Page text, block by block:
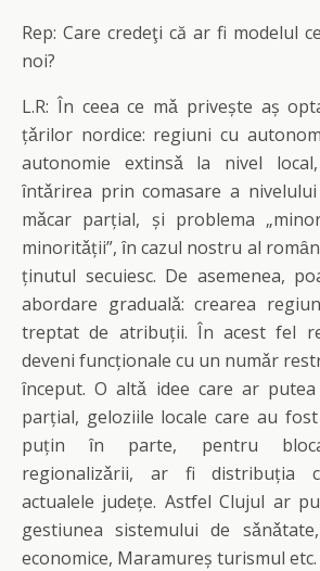
Rep: Care credeţi că ar fi modelul
noi?
L.R: În ceea ce mǎ privește aș
țǎrilor nordice: regiuni cu
autonomie extinsǎ la nivel
ȋntǎrirea prin comasare a
mǎcar parțial, și problema
minoritǎții”, ȋn cazul nostru al
ținutul secuiesc. De asemenea,
abordare gradualǎ: crearea
treptat de atribuții. În acest fel
deveni funcționale cu un numǎr
ȋnceput. O altǎ idee care ar
parțial, geloziile locale care au
puțin ȋn parte, pentru
regionalizǎrii, ar fi distribuția
actualele județe. Astfel Clujul ar
gestiunea sistemului de
economice, Maramureș turismul etc.